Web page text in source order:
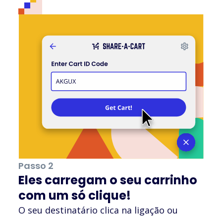
Passo 2
Eles carregam o seu carrinho
com um só clique!
O seu destinatário clica na ligação ou